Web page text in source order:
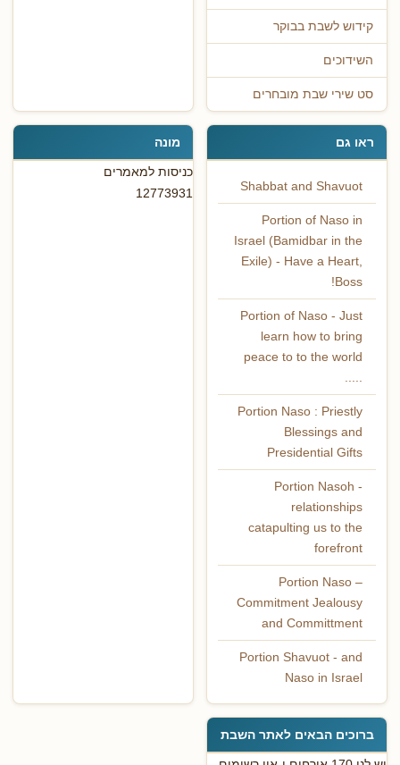
קידוש לשבת בבוקר
השידוכים
סט שירי שבת מובחרים
ראו גם
Shabbat and Shavuot
Portion of Naso in
Israel (Bamidbar in the
Exile) - Have a Heart,
Boss!
Portion of Naso - Just
learn how to bring
peace to to the world
Portion Naso : Priestly
Blessings and
Presidential Gifts
Portion Nasoh -
relationships
catapulting us to the
forefront
Portion Naso –
Commitment Jealousy
and Committment
Portion Shavuot - and
Naso in Israel
מונה
כניסות למאמרים
12773931
ברוכים הבאים לאתר השבת